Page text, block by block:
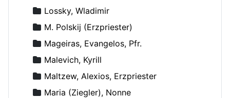
Lossky, Wladimir
M. Polskij (Erzpriester)
Mageiras, Evangelos, Pfr.
Malevich, Kyrill
Maltzew, Alexios, Erzpriester
Maria (Ziegler), Nonne